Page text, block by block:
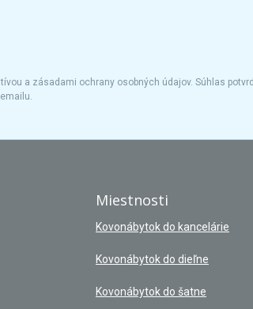
a zásadami ochrany osobných údajov. Súhlas
Miestnosti
Kovonábytok do kancelárie
Kovonábytok do dieľne
Kovonábytok do šatne